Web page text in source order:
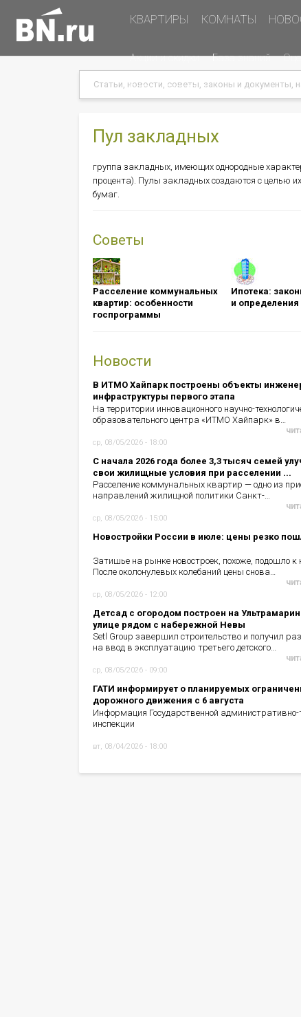
Основная
КВАРТИРЫ КОМНАТЫ
Дополнительная
навигация
Акции и скидки База знаний
Меню
в
Подать объявление
Search
Search
Пул закладных
группа закладных, имеющих однородные
процента). Пулы закладных создаются с целью
бумаг.
Советы
Расселение коммунальных
квартир: особенности
госпрограммы
Ипотека:
и определения
Новости
В ИТМО Хайпарк построены объекты
инфраструктуры первого этапа
На территории инновационного научно-
образовательного центра «ИТМО Хайпарк» в…
ср, 08/05/2026 - 18:00
С начала 2026 года более 3,3 тысяч семей
свои жилищные условия при расселении ...
Расселение коммунальных квартир — одно из
направлений жилищной политики Санкт-…
ср, 08/05/2026 - 15:00
Новостройки России в июле: цены резко
Затишье на рынке новостроек, похоже, подошло к
После околонулевых колебаний цены снова…
ср, 08/05/2026 - 12:00
Детсад с огородом построен на
улице рядом с набережной Невы
Setl Group завершил строительство и получил
на ввод в эксплуатацию третьего детского…
ср, 08/05/2026 - 09:00
ГАТИ информирует о планируемых
дорожного движения с 6 августа
Информация Государственной административно-
инспекции
вт, 08/04/2026 - 18:00